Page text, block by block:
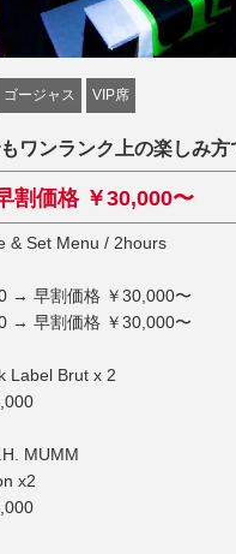
ゴージャス VIP席
ワンランク上の楽しみ
割価格 ￥30,000〜
& Set Menu / 2hours
→ 早割価格 ￥30,000〜
→ 早割価格 ￥30,000〜
Label Brut x 2
MUMM
x2